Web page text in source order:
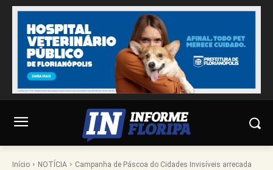
Início NOTÍCIA
Campanha de Páscoa do Cidades Invisíveis arrecada